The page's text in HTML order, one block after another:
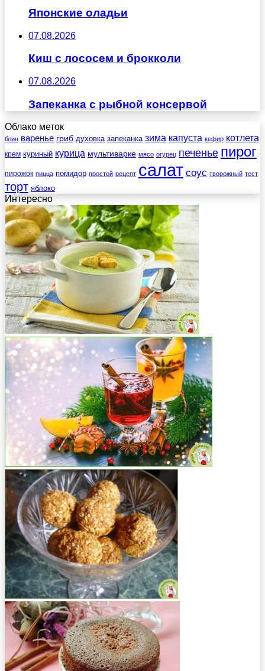
Японские оладьи
07.08.2026
Киш с лососем и брокколи
07.08.2026
Запеканка с рыбной консервой
Облако меток
блин варенье гриб духовка запеканка зима капуста кефир котлета
крем куриный курица мультиварке мясо огурец печенье пирог
пирожок пицца помидор простой рецепт салат соус творожный тест
торт яблоко
Интересно